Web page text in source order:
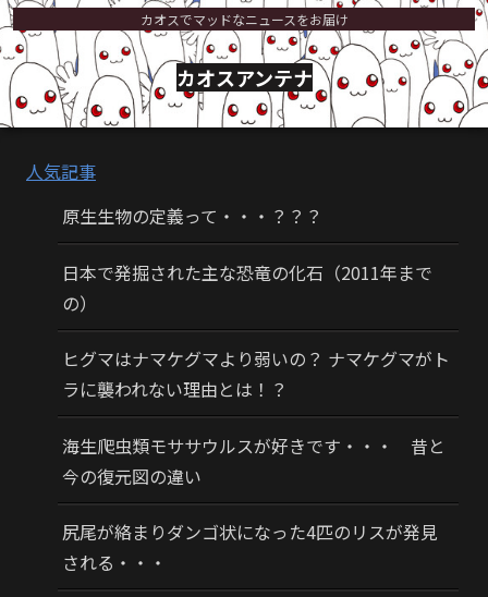
カオスでマッドなニュースをお届け
カオスアンテナ
人気記事
原生生物の定義って・・・？？？
日本で発掘された主な恐竜の化石（2011年まで
の）
ヒグマはナマケグマより弱いの？ ナマケグマがト
ラに襲われない理由とは！？
海生爬虫類モササウルスが好きです・・・ 昔と
今の復元図の違い
尻尾が絡まりダンゴ状になった4匹のリスが発見
される・・・